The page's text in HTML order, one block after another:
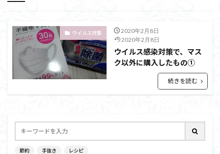
ウイルス対策
2020年2月8日
2020年2月8日
ウイルス感染対策で、マス
ク以外に購入したもの①
続きを読む
節約 手抜き レシピ